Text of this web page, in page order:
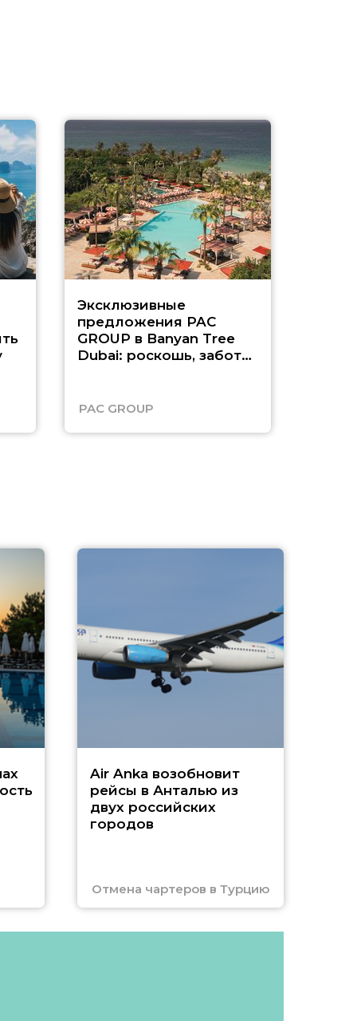
Эксклюзивные
предложения PAC
GROUP в Banyan Tree
Dubai: роскошь, забота
PAC GROUP
Air Anka возобновит
рейсы в Анталью из
двух российских
городов
Отмена чартеров в Турцию